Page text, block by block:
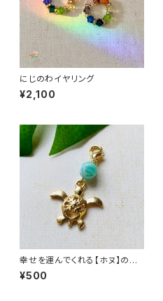
にじのわイヤリング
¥2,100
幸せを運んでくれる【ホヌ】のマ
スクチャーム
¥500